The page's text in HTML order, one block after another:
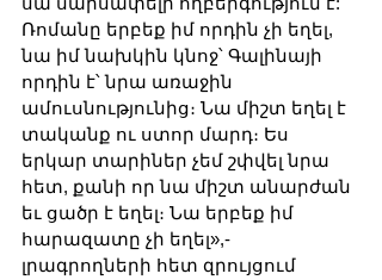
Ռոմանը երբեք իմ որդին չի եղել,
նա իմ նախկին կնոջ՝ Գալինայի
որդին է՝ նրա առաջին
ամուսնությունից։ Նա միշտ եղել է
տականք ու ստոր մարդ։ Ես
երկար տարիներ չեմ շփվել նրա
հետ, քանի որ նա միշտ անարժան
եւ ցածր է եղել։ Նա երբեք իմ
հարազատը չի եղել»,-
լրագրողների հետ զրույցում